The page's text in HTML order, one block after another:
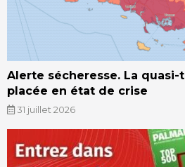
Alerte sécheresse. La
placée en état de crise
31 juillet 2026